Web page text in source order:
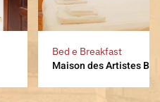
Bed e Breakfast
Maison des Artistes